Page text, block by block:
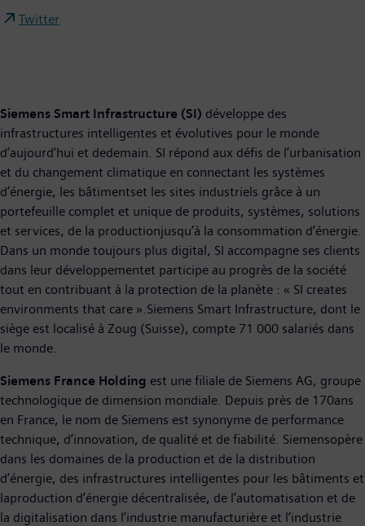
Twitter
Siemens Smart Infrastructure (SI) développe des
infrastructures intelligentes et évolutives pour le monde
d’aujourd’hui et dedemain. SI répond aux défis de l’urbanisation
et du changement climatique en connectant les systèmes
d’énergie, les bâtimentset les sites industriels grâce à un
portefeuille complet et unique de produits, systèmes, solutions
et services, de la productionjusqu’à la consommation d’énergie.
Dans un monde toujours plus digital, SI accompagne ses clients
dans leur développementet participe au progrès de la société
tout en contribuant à la protection de la planète : « SI creates
environments that care ».Siemens Smart Infrastructure, dont le
siège est localisé à Zoug (Suisse), compte 71 000 salariés dans
le monde.
Siemens France Holding est une filiale de Siemens AG, groupe
technologique de dimension mondiale. Depuis près de 170ans
en France, le nom de Siemens est synonyme de performance
technique, d’innovation, de qualité et de fiabilité. Siemensopère
dans les domaines de la production et de la distribution
d’énergie, des infrastructures intelligentes pour les bâtiments et
laproduction d’énergie décentralisée, de l’automatisation et de
la digitalisation dans l’industrie manufacturière et l’industrie